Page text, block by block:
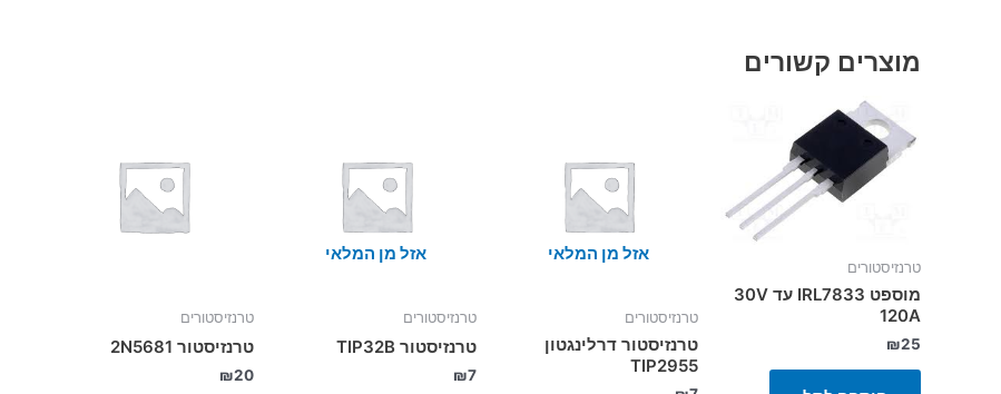
מוצרים קשורים
טרנזיסטורים
מוספט IRL7833 עד 30V
120A
₪25
אזל מן המלאי
טרנזיסטורים
טרנזיסטור דרלינגטון
TIP2955
אזל מן המלאי
טרנזיסטורים
טרנזיסטור TIP32B
₪7
טרנזיסטורים
טרנזיסטור 2N5681
₪20